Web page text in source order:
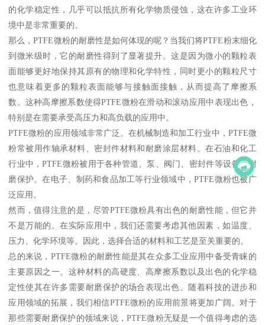
的化学稳定性，几乎可以抵抗所有化学物质侵蚀，这在许多工业环
境中是非常重要的。
那么，PTFE微粉的耐磨性是如何体现的呢？当我们将PTFE粉末细化
到微米级时，它的耐磨性得到了显著提升。这是因为微小的颗粒表
面能够更好地保持其原有的物理和化学特性，同时更小的颗粒尺寸
也意味着更多的颗粒表面能够与接触面接触，从而提高了摩擦系
数。这种高摩擦系数使得PTFE微粉在滑动和滚动应用中表现出色，
特别是在需要承受高压力和高负载的应用中。
PTFE微粉的应用领域非常广泛。在机械制造和加工行业中，PTFE微
粉常被用作轴承材料、密封件材料和耐磨涂层材料。在石油和化工
行业中，PTFE微粉被用于各种管道、泵、阀门、密封件等设备的耐
磨保护。在电子、制药和食品加工等行业领域中，PTFE微粉也被广
泛应用。
然而，值得注意的是，尽管PTFE微粉具有出色的耐磨性能，但它并
不是万能的。在实际应用中，我们还需要考虑其他因素，如温度、
压力、化学环境等。因此，选择合适的材料和工艺是至关重要的。
总的来说，PTFE微粉的耐磨性能是其在众多工业应用中备受青睐的
主要原因之一。这种材料的高硬度、高摩擦系数以及出色的化学稳
定性使其在许多需要耐磨保护的场合表现出色。随着科技的进步和
应用领域的拓展，我们相信PTFE微粉的应用前景将更加广阔。对于
那些需要耐磨保护的领域来说，PTFE微粉无疑是一个值得考虑的选